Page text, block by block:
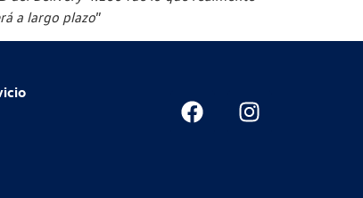
a largo plazo”